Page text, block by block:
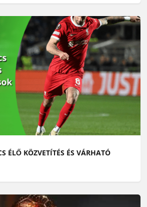
ÉLŐ KÖZVETÍTÉS ÉS VÁRHATÓ